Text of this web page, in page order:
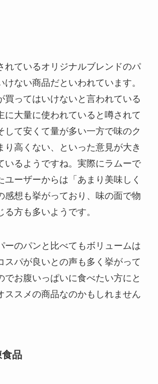
れているオリジナルブレンドのパ
けない商品だといわれています。
買ってはいけないと言われている
に大量に使われていると噂されて
して安くて量が多い一方で味のク
り高くない、といった意見が大き
いるようですね。実際にラムーで
ユーザーからは「あまり美味しく
感想も挙がっており、味の面で物
る方も多いようです。
ーのパンと比べてもボリュームは
スパが良いとの声も多く挙がって
でお腹いっぱいに食べたい方にと
ススメの商品なのかもしれません
品